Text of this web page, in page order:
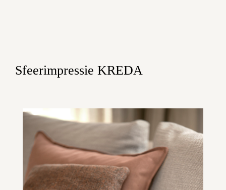
Sfeerimpressie KREDA